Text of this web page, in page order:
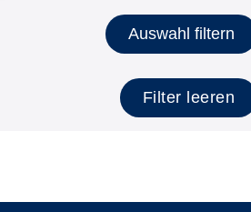
Auswahl filtern
Filter leeren